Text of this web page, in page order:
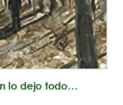
lo dejo todo…